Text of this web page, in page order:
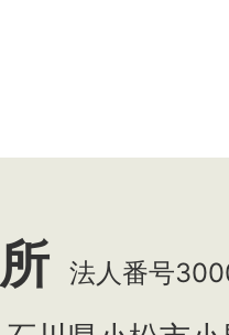
法人番号